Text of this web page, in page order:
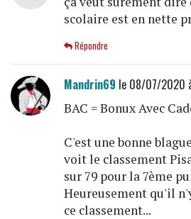
scolaire est en nette
Répondre
Mandrin69 le 08/07/2020
BAC = Bonux Avec
C'est une bonne
voit le classement
sur 79 pour la 7ème
Heureusement qu'il
ce classement...